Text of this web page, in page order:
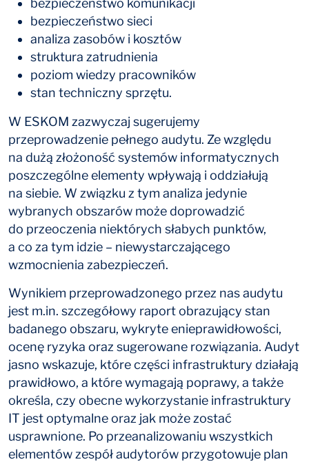
bezpieczeństwo komunikacji
bezpieczeństwo sieci
analiza zasobów i kosztów
struktura zatrudnienia
poziom wiedzy pracowników
stan techniczny sprzętu.
W ESKOM zazwyczaj sugerujemy
przeprowadzenie pełnego audytu. Ze względu
na dużą złożoność systemów informatycznych
poszczególne elementy wpływają i oddziałują
na siebie. W związku z tym analiza jedynie
wybranych obszarów może doprowadzić
do przeoczenia niektórych słabych punktów,
a co za tym idzie – niewystarczającego
wzmocnienia zabezpieczeń.
Wynikiem przeprowadzonego przez nas audytu
jest m.in. szczegółowy raport obrazujący stan
badanego obszaru, wykryte enieprawidłowości,
ocenę ryzyka oraz sugerowane rozwiązania. Audyt
jasno wskazuje, które części infrastruktury działają
prawidłowo, a które wymagają poprawy, a także
określa, czy obecne wykorzystanie infrastruktury
IT jest optymalne oraz jak może zostać
usprawnione. Po przeanalizowaniu wszystkich
elementów zespół audytorów przygotowuje plan